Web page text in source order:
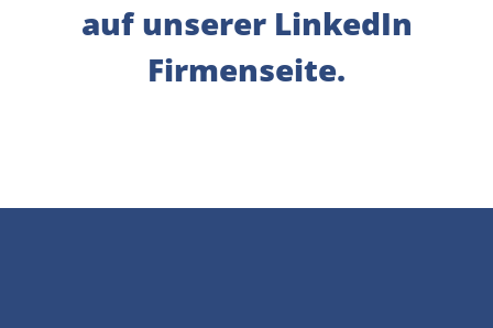
auf unserer LinkedIn
Firmenseite.